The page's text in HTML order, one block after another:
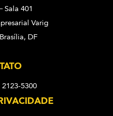
Sala 401
Varig
DF
5300